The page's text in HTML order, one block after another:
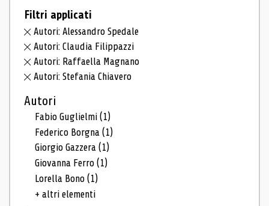
Filtri applicati
Autori: Alessandro Spedale
Autori: Claudia Filippazzi
Autori: Raffaella Magnano
Autori: Stefania Chiavero
Autori
Fabio Guglielmi(1)
Federico Borgna(1)
Giorgio Gazzera(1)
Giovanna Ferro(1)
Lorella Bono(1)
+ altri elementi